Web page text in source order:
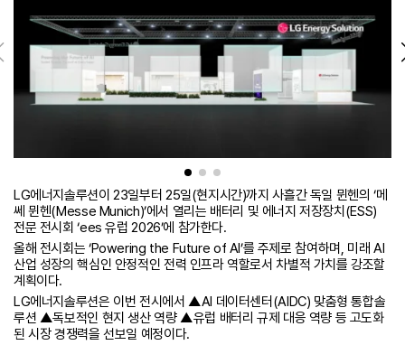
LG에너지솔루션이 23일부터 25일(현지시간)까지 사흘간 독일 뮌헨의 ‘메
쎄 뮌헨(Messe Munich)’에서 열리는 배터리 및 에너지 저장장치(ESS)
전문 전시회 ‘ees 유럽 2026’에 참가한다.
올해 전시회는 ‘Powering the Future of AI’를 주제로 참여하며, 미래 AI
산업 성장의 핵심인 안정적인 전력 인프라 역할로서 차별적 가치를 강조할
계획이다.
LG에너지솔루션은 이번 전시에서 ▲AI 데이터센터(AIDC) 맞춤형 통합솔
루션 ▲독보적인 현지 생산 역량 ▲유럽 배터리 규제 대응 역량 등 고도화
된 시장 경쟁력을 선보일 예정이다.